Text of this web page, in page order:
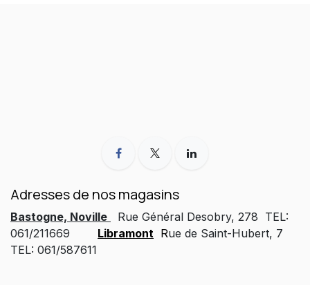
Adresses de nos magasins
Bastogne, Noville
Rue Général Desobry, 278 TEL:
061/211669
Libramont Rue de Saint-Hubert, 7
TEL: 061/587611